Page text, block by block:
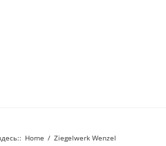
: Home / Ziegelwerk Wenzel